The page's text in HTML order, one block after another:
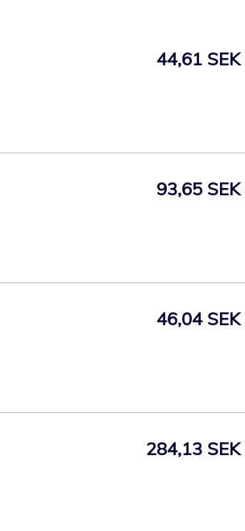
44,61 SEK
93,65 SEK
46,04 SEK
284,13 SEK